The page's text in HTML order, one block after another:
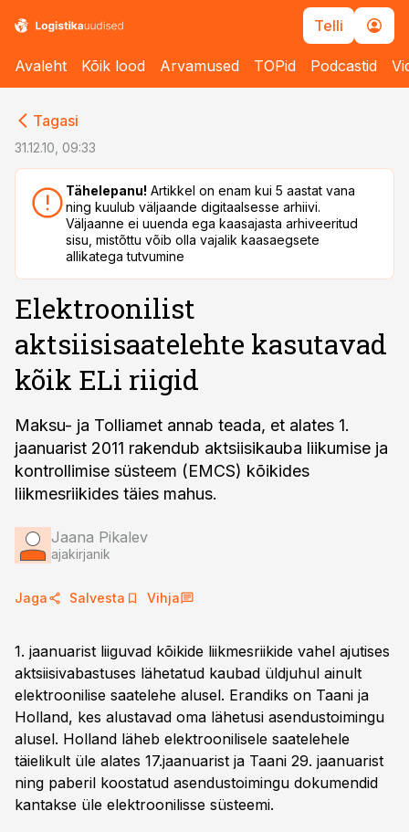
Telli
Avaleht Kõik lood Arvamused TOPid Podcastid
Tagasi
31.12.10, 09:33
Tähelepanu! Artikkel on enam kui 5 aastat vana
ning kuulub väljaande digitaalsesse arhiivi.
Väljaanne ei uuenda ega kaasajasta arhiveeritud
sisu, mistõttu võib olla vajalik kaasaegsete
allikatega tutvumine
Elektroonilist
aktsiisisaatelehte kasutavad
kõik ELi riigid
Maksu- ja Tolliamet annab teada, et alates 1.
jaanuarist 2011 rakendub aktsiisikauba liikumise ja
kontrollimise süsteem (EMCS) kõikides
liikmesriikides täies mahus.
Jaana Pikalev
ajakirjanik
Jaga Salvesta Vihja
1. jaanuarist liiguvad kõikide liikmesriikide vahel ajutises
aktsiisivabastuses lähetatud kaubad üldjuhul ainult
elektroonilise saatelehe alusel. Erandiks on Taani ja
Holland, kes alustavad oma lähetusi asendustoimingu
alusel. Holland läheb elektroonilisele saatelehele
täielikult üle alates 17.jaanuarist ja Taani 29. jaanuarist
ning paberil koostatud asendustoimingu dokumendid
kantakse üle elektroonilisse süsteemi.